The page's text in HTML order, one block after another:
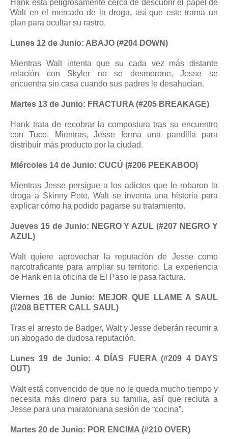
Hank está peligrosamente cerca de descubrir el papel de
Walt en el mercado de la droga, así que este trama un
plan para ocultar su rastro.
Lunes 12 de Junio: ABAJO (#204 DOWN)
Mientras Walt intenta que su cada vez más distante
relación con Skyler no se desmorone, Jesse se
encuentra sin casa cuando sus padres le desahucian.
Martes 13 de Junio: FRACTURA (#205 BREAKAGE)
Hank trata de recobrar la compostura tras su encuentro
con Tuco. Mientras, Jesse forma una pandilla para
distribuir más producto por la ciudad.
Miércoles 14 de Junio: CUCÚ (#206 PEEKABOO)
Mientras Jesse persigue a los adictos que le robaron la
droga a Skinny Pete, Walt se inventa una historia para
explicar cómo ha podido pagarse su tratamiento.
Jueves 15 de Junio: NEGRO Y AZUL (#207 NEGRO Y
AZUL)
Walt quiere aprovechar la reputación de Jesse como
narcotraficante para ampliar su territorio. La experiencia
de Hank en la oficina de El Paso le pasa factura.
Viernes 16 de Junio: MEJOR QUE LLAME A SAUL
(#208 BETTER CALL SAUL)
Tras el arresto de Badger, Walt y Jesse deberán recurrir a
un abogado de dudosa reputación.
Lunes 19 de Junio: 4 DÍAS FUERA (#209 4 DAYS
OUT)
Walt está convencido de que no le queda mucho tiempo y
necesita más dinero para su familia, así que recluta a
Jesse para una maratoniana sesión de “cocina”.
Martes 20 de Junio: POR ENCIMA (#210 OVER)